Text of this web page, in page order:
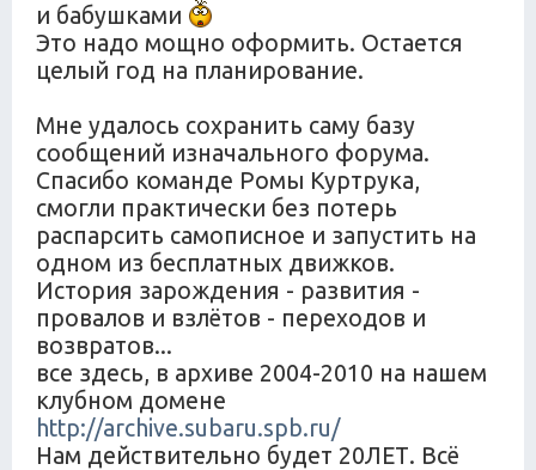
и бабушками
Это надо мощно оформить. Остается
целый год на планирование.
Мне удалось сохранить саму базу
сообщений изначального форума.
Спасибо команде Ромы Куртрука,
смогли практически без потерь
распарсить самописное и запустить на
одном из бесплатных движков.
История зарождения - развития -
провалов и взлётов - переходов и
возвратов...
все здесь, в архиве 2004-2010 на нашем
клубном домене
http://archive.subaru.spb.ru/
Нам действительно будет 20ЛЕТ. Всё